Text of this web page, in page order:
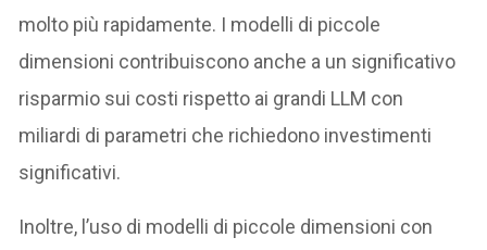
molto più rapidamente. I modelli di piccole
dimensioni contribuiscono anche a un significativo
risparmio sui costi rispetto ai grandi LLM con
miliardi di parametri che richiedono investimenti
significativi.
Inoltre, l’uso di modelli di piccole dimensioni con